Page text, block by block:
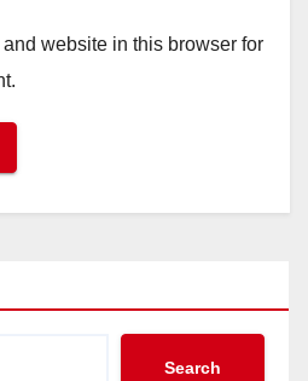
website in this browser for
Search